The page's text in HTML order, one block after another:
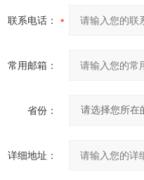
联系电话：
常用邮箱：
省份：
详细地址：